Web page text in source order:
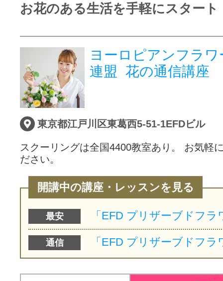
お花のある生活を手軽にスタート
ヨーロピアンフラ
連盟 花の通信講座
東京都江戸川区東葛西5-51-1EFDビル
スクーリングは全国4400教室あり。 お気軽
ださい。
開講中の講座・レッスンを見る
最安
通信